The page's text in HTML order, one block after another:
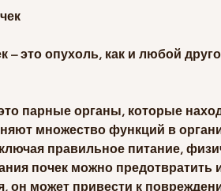
– это опухоль, как и любой
парные органы, которые
множество функций в
правильное питание,
почек можно предотвратить
он может привести к